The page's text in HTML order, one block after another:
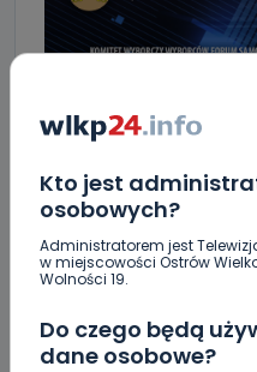
Kto jest
osobowych?
Administratorem jest
w miejscowości Ostrów
Wolności 19.
Do czego będą
dane osobowe?